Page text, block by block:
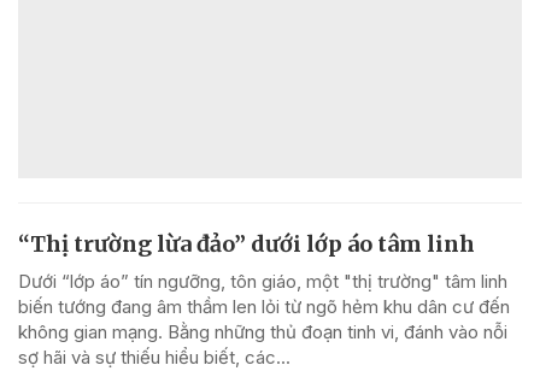
“Thị trường lừa đảo” dưới lớp áo tâm linh
Dưới “lớp áo” tín ngưỡng, tôn giáo, một "thị trường" tâm linh
biến tướng đang âm thầm len lỏi từ ngõ hẻm khu dân cư đến
không gian mạng. Bằng những thủ đoạn tinh vi, đánh vào nỗi
sợ hãi và sự thiếu hiểu biết, các...